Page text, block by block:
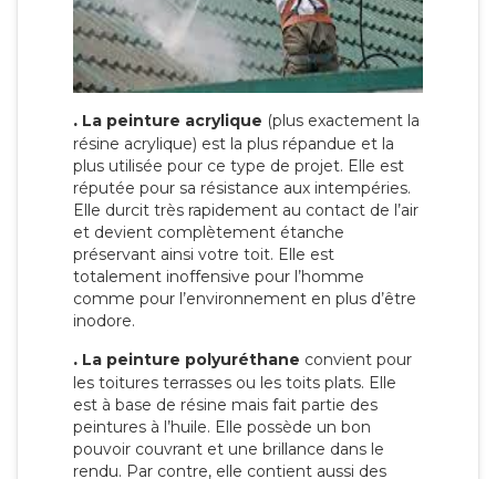
. La peinture acrylique (plus exactement la
résine acrylique) est la plus répandue et la
plus utilisée pour ce type de projet. Elle est
réputée pour sa résistance aux intempéries.
Elle durcit très rapidement au contact de l’air
et devient complètement étanche
préservant ainsi votre toit. Elle est
totalement inoffensive pour l’homme
comme pour l’environnement en plus d’être
inodore.
. La peinture polyuréthane convient pour
les toitures terrasses ou les toits plats. Elle
est à base de résine mais fait partie des
peintures à l’huile. Elle possède un bon
pouvoir couvrant et une brillance dans le
rendu. Par contre, elle contient aussi des